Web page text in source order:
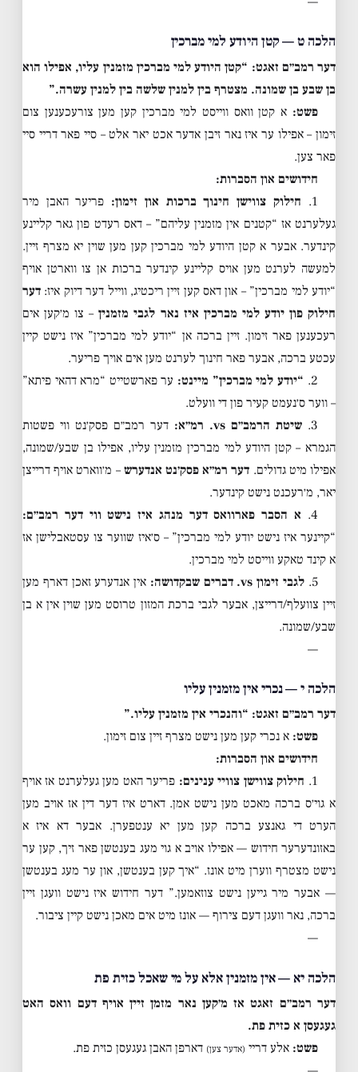
הלכה ט — קטן היודע למי מברכין
דער רמב״ם זאגט: “קטן היודע למי מברכין מזמנין עליו, אפילו הוא
בן שבע בן שמונה. מצטרף בין למנין שלשה בין למנין עשרה.”
פשט: א קטן וואס ווייסט למי מברכין קען מען צורעכענען צום
זימון – אפילו ער איז נאר זיבן אדער אכט יאר אלט – סיי פאר דריי סיי
פאר צען.
חידושים און הסברות:
1.
חילוק צווישן חינוך ברכות און זימון: פריער האבן מיר
געלערנט אז “קטנים אין מזמנין עליהם” – דאס רעדט פון גאר קליינע
קינדער. אבער א קטן היודע למי מברכין קען מען שוין יא מצרף זיין.
למעשה לערנט מען אויס קליינע קינדער ברכות אן צו ווארטן אויף
“יודע למי מברכין” – און דאס קען זיין ריכטיג, ווייל דער דיוק איז: דער
חילוק פון יודע למי מברכין איז נאר לגבי מזמנין– צו מ׳קען אים
רעכענען פאר זימון. זיין ברכה אן “יודע למי מברכין” איז נישט קיין
עכטע ברכה, אבער פאר חינוך לערנט מען אים אויך פריער.
2. “יודע למי מברכין” מיינט: ער פארשטייט “מרא דהאי פיתא”
– ווער ס׳נעמט קעיר פון די וועלט.
3. שיטת הרמב״ם vs. רמ״א:
דער רמב״ם פסק׳נט ווי פשטות
הגמרא – קטן היודע למי מברכין מזמנין עליו, אפילו בן שבע/שמונה,
אפילו מיט גדולים. דער רמ״א פסק׳נט אנדערש – מ׳ווארט אויף דרייצן
יאר, מ׳רעכנט נישט קינדער.
4.
א הסבר פארוואס דער מנהג איז נישט ווי דער רמב״ם:
“קיינער איז נישט יודע למי מברכין” – ס׳איז שווער צו עסטאבלישן אז
א קינד טאקע ווייסט למי מברכין.
5. לגבי זימון vs. דברים שבקדושה:
אין אנדערע זאכן דארף מען
זיין צוועלף/דרייצן, אבער לגבי ברכת המזון טרוסט מען שוין אין א בן
שבע/שמונה.
—
הלכה י — נכרי אין מזמנין עליו
דער רמב״ם זאגט: “והנכרי אין מזמנין עליו.”
פשט: א נכרי קען מען נישט מצרף זיין צום זימון.
חידושים און הסברות:
1. חילוק צווישן צוויי ענינים: פריער האט מען געלערנט אז אויף
א גוי׳ס ברכה מאכט מען נישט אמן. דארט איז דער דין אז אויב מען
הערט די גאנצע ברכה קען מען יא ענטפערן. אבער דא איז א
באזונדערער חידוש — אפילו אויב א גוי מעג בענטשן פאר זיך, קען ער
נישט מצטרף ווערן מיט אונז. “איך קען בענטשן, און ער מעג בענטשן
— אבער מיר גייען נישט צוזאמען.” דער חידוש איז נישט וועגן זיין
ברכה, נאר וועגן דעם צירוף — אונז מיט אים מאכן נישט קיין ציבור.
—
הלכה יא — אין מזמנין אלא על מי שאכל כזית פת
דער רמב״ם זאגט אז מ׳קען נאר מזמן זיין אויף דעם וואס האט
געגעסן א כזית פת.
פשט: אלע דריי (אדער צען) דארפן האבן געגעסן כזית פת.